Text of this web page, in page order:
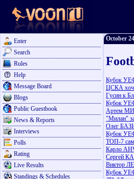
Enter
Search
Rules
Help
Message Board
Blogs
Public Guestbook
News & Reports
Interviews
Polls
Rating
Live Results
Standings & Schedules
October
Кубок
ЦСКА
Гусин к
Кубок
Артем
"Милан"
Олег
Кубок
ТОП-7
Карло
Сергей
Виктор
Кубок